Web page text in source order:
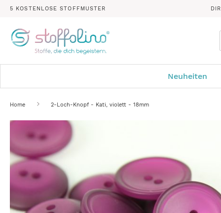
5 KOSTENLOSE STOFFMUSTER
Neuheiten
Home 2-Loch-Knopf - Kati, violett - 18mm
Zum
Bildergalerie
springen